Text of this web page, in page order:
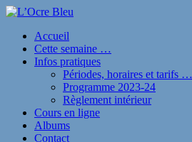
Accueil
Cette semaine …
Infos pratiques
Périodes, horaires et tarifs …
Programme 2023-24
Règlement intérieur
Cours en ligne
Albums
Contact